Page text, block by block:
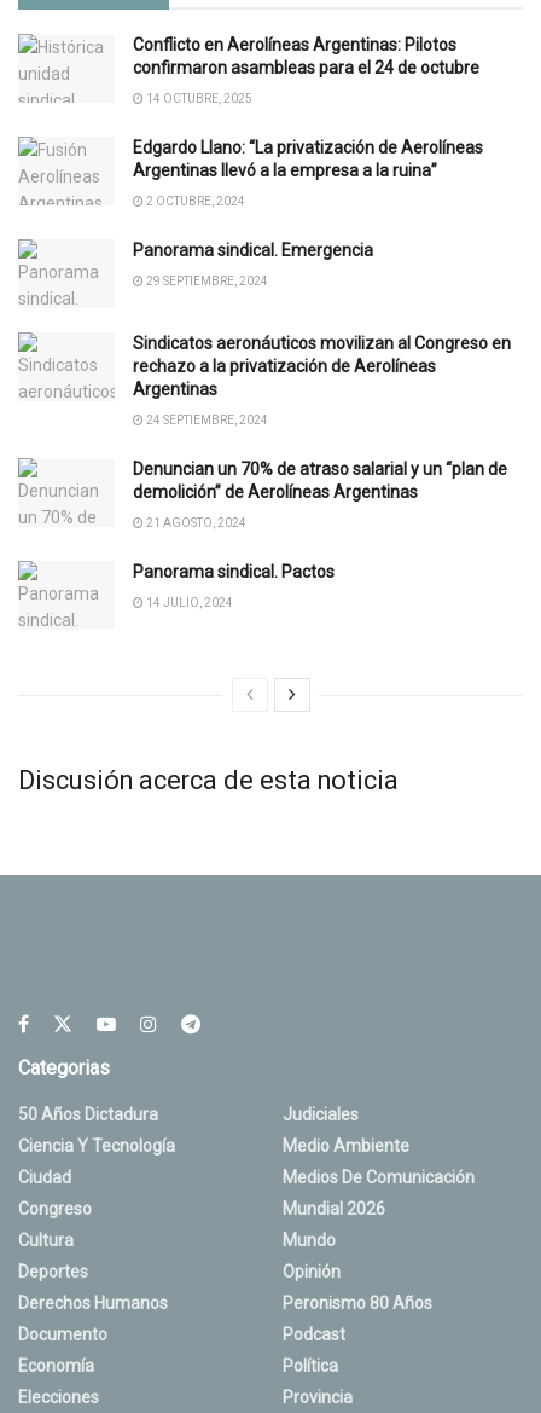
Conflicto en Aerolíneas Argentinas: Pilotos
confirmaron asambleas para el 24 de octubre
14 OCTUBRE, 2025
Edgardo Llano: “La privatización de Aerolíneas
Argentinas llevó a la empresa a la ruina”
2 OCTUBRE, 2024
Panorama sindical. Emergencia
29 SEPTIEMBRE, 2024
Sindicatos aeronáuticos movilizan al Congreso en
rechazo a la privatización de Aerolíneas
Argentinas
24 SEPTIEMBRE, 2024
Denuncian un 70% de atraso salarial y un “plan de
demolición” de Aerolíneas Argentinas
21 AGOSTO, 2024
Panorama sindical. Pactos
14 JULIO, 2024
Discusión acerca de esta noticia
Categorias
50 Años Dictadura
Ciencia Y Tecnología
Ciudad
Congreso
Cultura
Deportes
Derechos Humanos
Documento
Economía
Elecciones
Judiciales
Medio Ambiente
Medios De Comunicación
Mundial 2026
Mundo
Opinión
Peronismo 80 Años
Podcast
Política
Provincia